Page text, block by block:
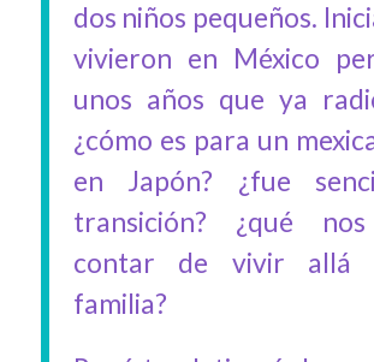
dos niños pequeños.
vivieron en México
unos años que ya
¿cómo es para un
en Japón? ¿fue
transición? ¿qué
contar de vivir allá
familia?